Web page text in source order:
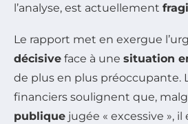
l’analyse, est actuellement
Le rapport met en exergue
décisive face à une situation
de plus en plus préoccupante.
financiers soulignent que,
publique jugée « excessive »,